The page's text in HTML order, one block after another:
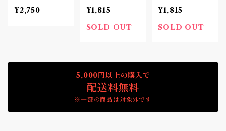
メイド ウルト
ラライト ポー
¥2,750
ル
¥1,815
SOLD OUT
¥1,815
SOLD OUT
5,000円以上の購入で
配送料無料
※一部の商品は対象外です